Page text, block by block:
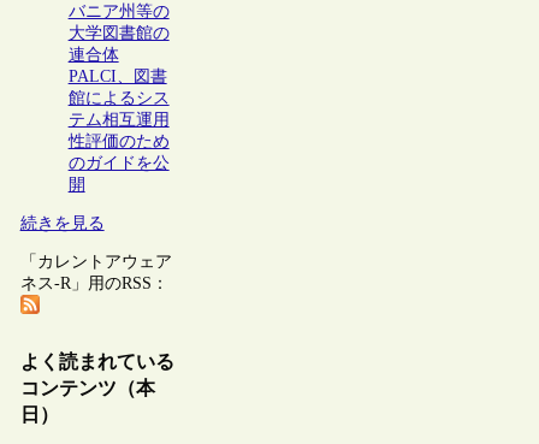
バニア州等の
大学図書館の
連合体
PALCI、図書
館によるシス
テム相互運用
性評価のため
のガイドを公
開
続きを見る
「カレントアウェア
ネス-R」用のRSS：
よく読まれている
コンテンツ（本
日）